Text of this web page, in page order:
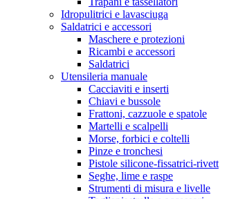
Idropulitrici e lavasciuga
Saldatrici e accessori
Maschere e protezioni
Ricambi e accessori
Saldatrici
Utensileria manuale
Cacciaviti e inserti
Chiavi e bussole
Frattoni, cazzuole e spatole
Martelli e scalpelli
Morse, forbici e coltelli
Pinze e tronchesi
Pistole silicone-fissatrici-rivett
Seghe, lime e raspe
Strumenti di misura e livelle